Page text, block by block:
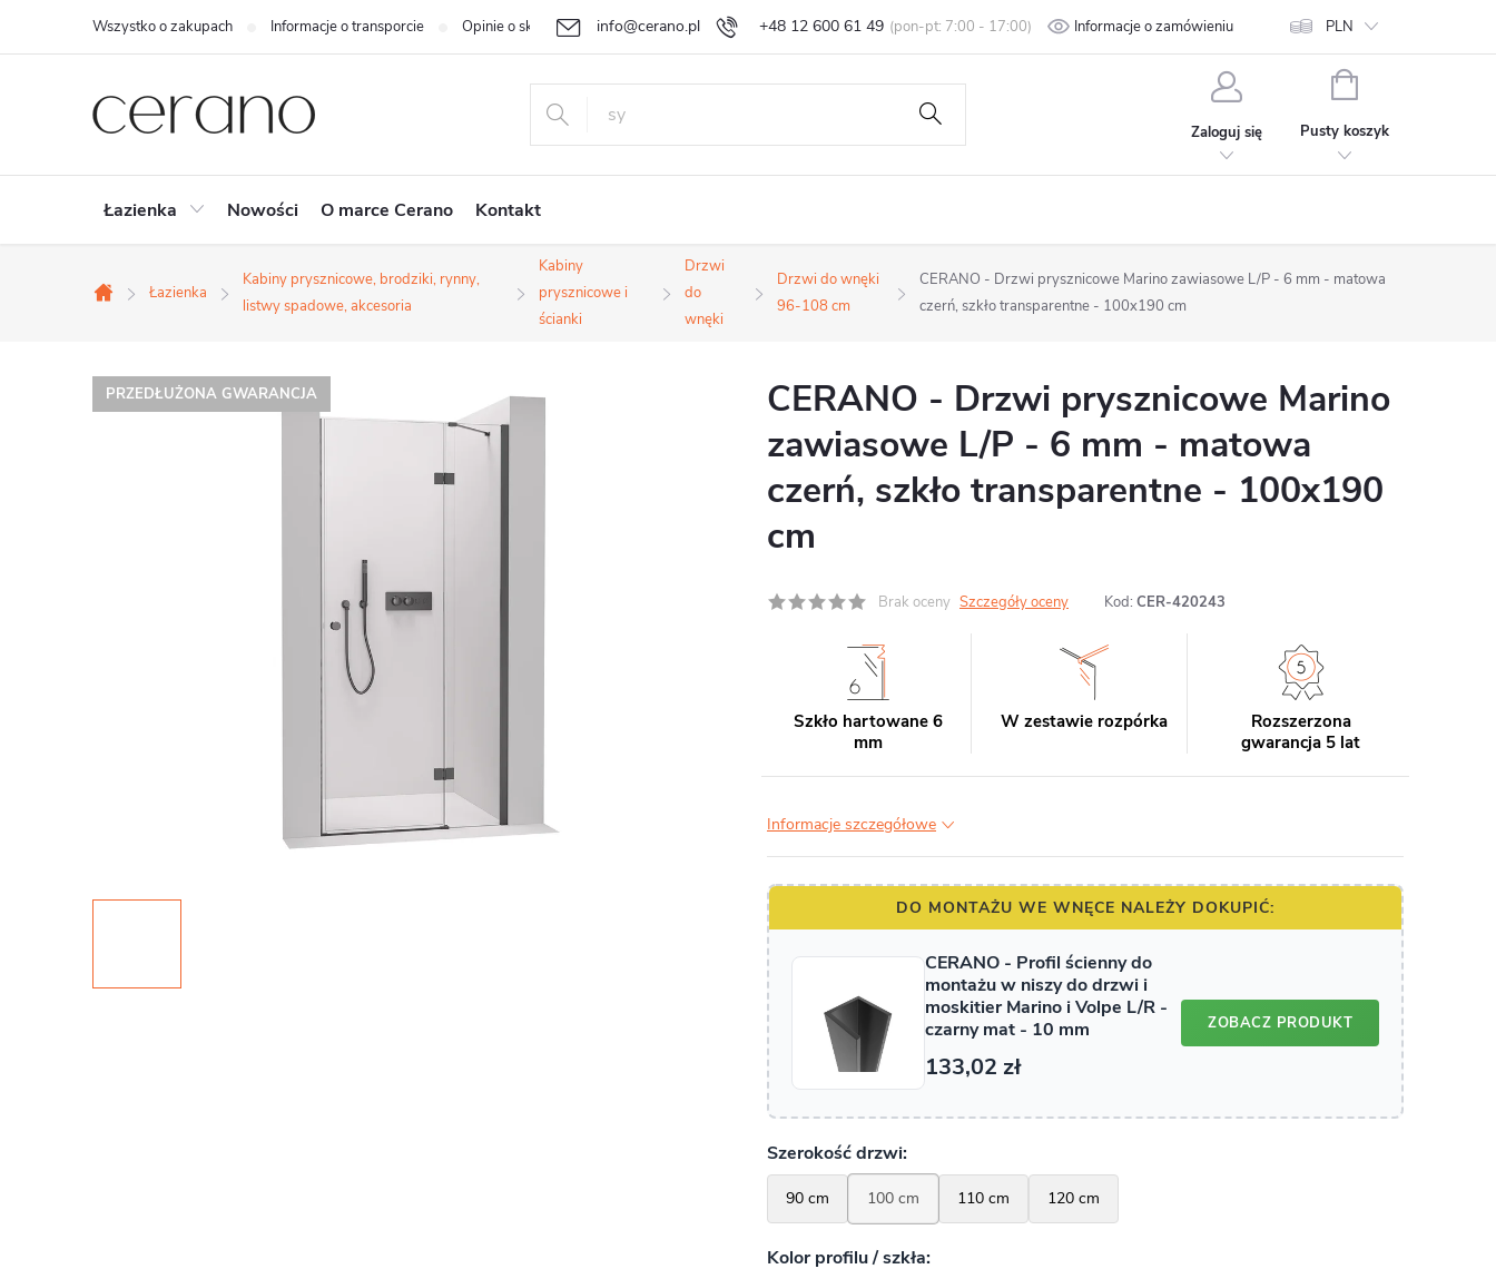
+48 12 600 61 49
info@cerano.pl
Wszystko o zakupach Informacje o transporcie Opinie o sklepie Indywidualna wycena Zwroty i reklamacje Regulamin Polityka prywatności Kontakt
Informacje o zamówieniu PLN
Zaloguj się
KOSZYK
Pusty koszyk
Łazienka Nowości O marce Cerano Kontakt
Home
Łazienka
Kabiny prysznicowe, brodziki, rynny,
listwy spadowe, akcesoria
Kabiny
prysznicowe i
ścianki
Drzwi
do
wnęki
Drzwi do wnęki
96-108 cm
CERANO - Drzwi prysznicowe Marino zawiasowe L/P - 6 mm - matowa
czerń, szkło transparentne - 100x190 cm
PRZEDŁUŻONA GWARANCJA
CERANO - Drzwi prysznicowe Marino
zawiasowe L/P - 6 mm - matowa
czerń, szkło transparentne - 100x190
cm
Brak oceny Szczegóły oceny Kod: CER-420243
Szkło hartowane 6
mm
W zestawie rozpórka
Rozszerzona
gwarancja 5 lat
Informacje szczegółowe